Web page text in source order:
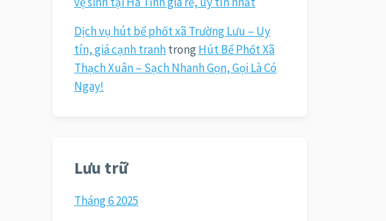
Dịch vụ hút bể phốt xã Trường Lưu – Uy
tín, giá cạnh tranhtrong Hút Bể Phốt Xã
Thạch Xuân – Sạch Nhanh Gọn, Gọi Là Có
Ngay!
Lưu trữ
Tháng 6 2025